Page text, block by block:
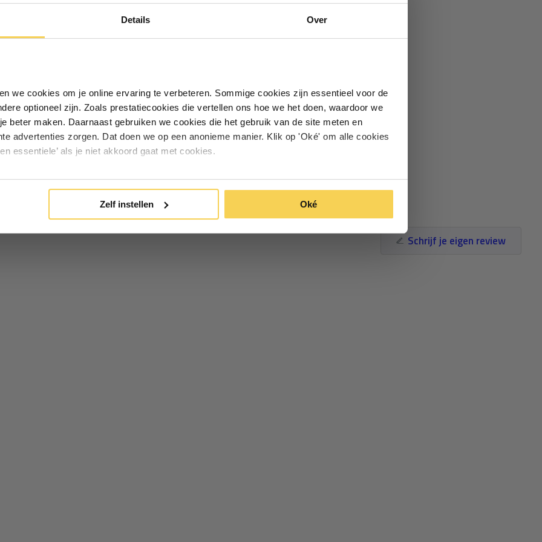
Details Over
we cookies om je online ervaring te verbeteren. Sommige cookies zijn essentieel voor de
optioneel zijn. Zoals prestatiecookies die vertellen ons hoe we het doen, waardoor we
beter maken. Daarnaast gebruiken we cookies die het gebruik van de site meten en
advertenties zorgen. Dat doen we op een anonieme manier. Klik op 'Oké' om alle cookies
essentiele’ als je niet akkoord gaat met cookies.
Zelf instellen Oké
Dit maakt het afdekzeil
toepassingen zijn.
tijdens transport
scheuren. Dankzij het
voor professioneel
Bekijk hier
en dichtgelast. In de
aan de zeilringen
iedere 50cm bevestigd in de
Schrijf je eigen review
ontvang €5,- welkomstkorting!
Particulier Zakelijk
Inschrijven